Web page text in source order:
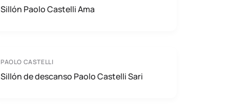
Sillón Paolo Castelli Ama
PAOLO CASTELLI
Sillón de descanso Paolo Castelli Sari